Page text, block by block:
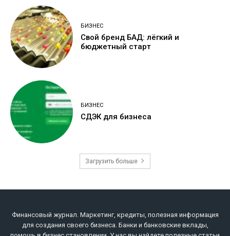
БИЗНЕС
Свой бренд БАД: лёгкий и
бюджетный старт
БИЗНЕС
СДЭК для бизнеса
Загрузить больше
Финансовый журнал. Маркетинг, кредиты, полезная информация
для создания своего бизнеса. Банки и банковские вклады,